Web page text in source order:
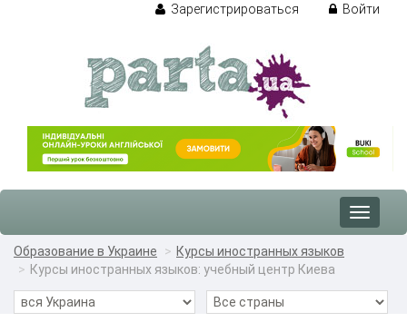
Зарегистрироваться Войти
Toggle
Образование в Украине
Курсы иностранных языков
Курсы иностранных языков: учебный центр Киева